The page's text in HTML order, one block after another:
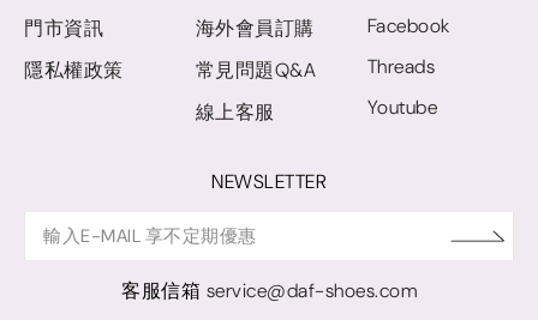
門市資訊
隱私權政策
海外會員訂購
常見問題Q&A
線上客服
Facebook
Threads
Youtube
NEWSLETTER
客服信箱 service@daf-shoes.com